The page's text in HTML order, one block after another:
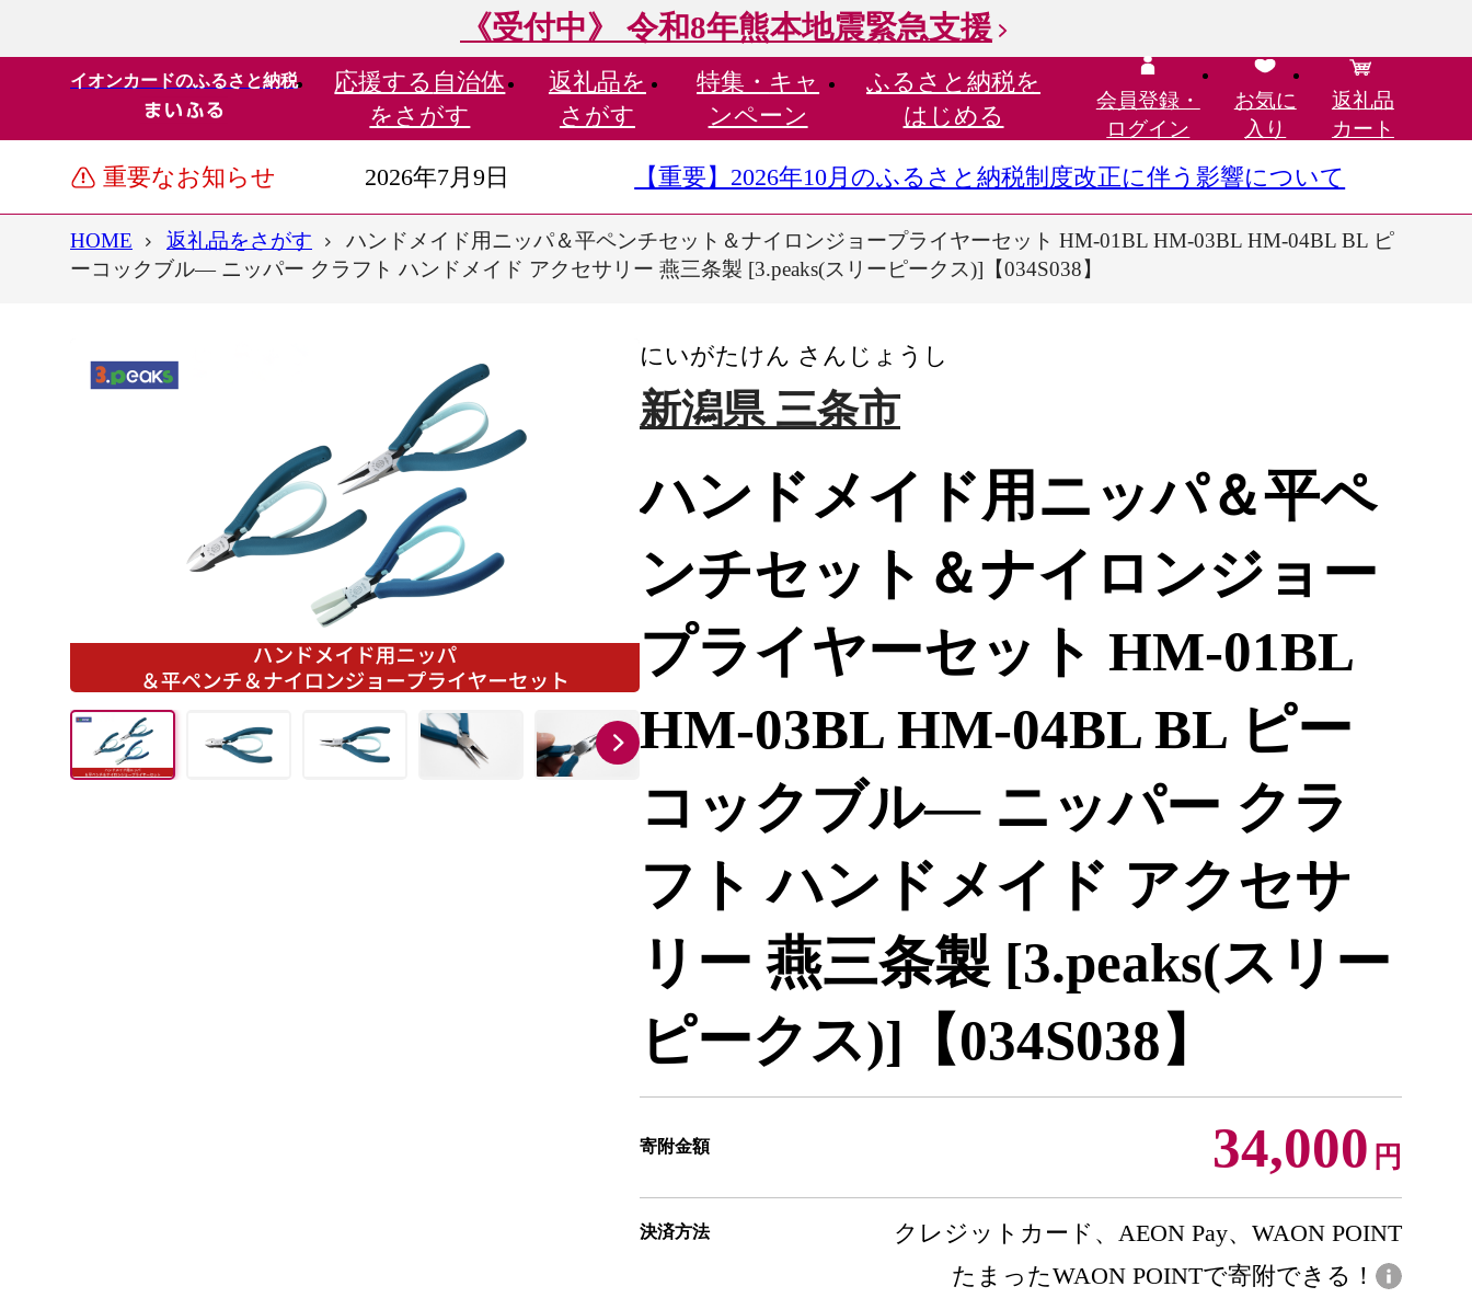
《受付中》 令和8年熊本地震緊急支援
イオンカードのふるさと納税 応援する 自治体
をさがす
返礼品を
さがす
特集・ キャ
ンペーン
ふるさと納税を
はじめる
会員登録・
ログイン
お気に
入り
返礼品
カート
重要なお知らせ 2026年7月9日 【重要】2026年10月のふるさと納税制度改正に伴う影響について
HOME 返礼品をさがす
ハンドメイド用ニッパ＆平ペンチセット＆ナイロンジョープライヤーセット HM-01BL HM-03BL HM-04BL BL ピ
ーコックブル― ニッパー クラフト ハンドメイド アクセサリー 燕三条製 [3.peaks(スリーピークス)]【034S038】
にいがたけん さんじょうし
新潟県 三条市
ハンドメイド用ニッパ＆平ペ
ンチセット＆ナイロンジョー
プライヤーセット HM-01BL
HM-03BL HM-04BL BL ピー
コックブル― ニッパー クラ
フト ハンドメイド アクセサ
リー 燕三条製 [3.peaks(スリー
ピークス)]【034S038】
寄附金額 34,000 円
決済方法
クレジットカード、AEON Pay、WAON POINT
たまったWAON POINTで寄附できる！